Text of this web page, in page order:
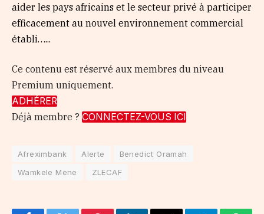
aider les pays africains et le secteur privé à participer
efficacement au nouvel environnement commercial
établi…...
Ce contenu est réservé aux membres du niveau
Premium uniquement.
ADHÉRER
Déjà membre ? CONNECTEZ-VOUS ICI
Afreximbank Alerte
Benedict Oramah
Wamkele Mene
ZLECAF